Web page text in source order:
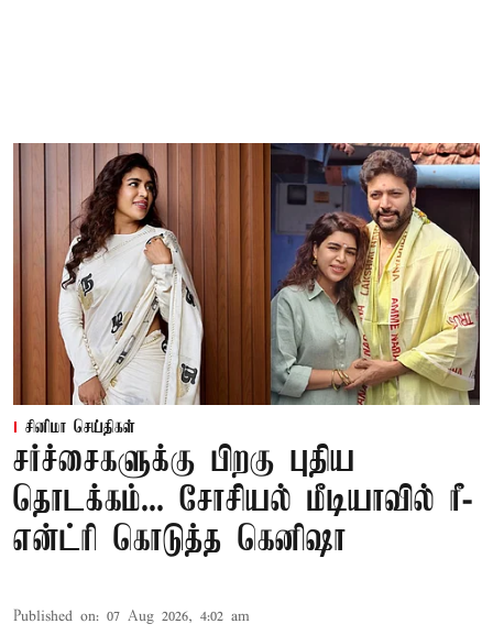
சினிமா செய்திகள்
சர்ச்சைகளுக்கு பிறகு புதிய
தொடக்கம்... சோசியல் மீடியாவில் ரீ-
என்ட்ரி கொடுத்த கெனிஷா
Published on: 07 Aug 2026, 4:02 am